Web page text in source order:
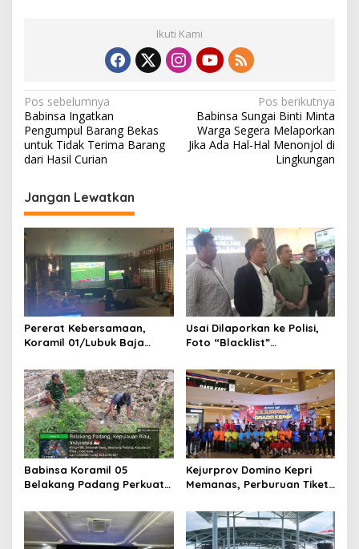
Ikuti Kami
N
a
v
g
a
s
i
p
o
s
Pos sebelumnya
Babinsa Ingatkan
Pengumpul Barang Bekas
untuk Tidak Terima Barang
dari Hasil Curian
Pos berikutnya
Babinsa Sungai Binti Minta
Warga Segera Melaporkan
Jika Ada Hal-Hal Menonjol di
Lingkungan
Jangan Lewatkan
Pererat Kebersamaan,
Koramil 01/Lubuk Baja
Nobar Piala Dunia 2026
Bersama Masyarakat
Usai Dilaporkan ke Polisi,
Foto “Blacklist”
Dicabut dari Sejumlah THM
di Batam
Babinsa Koramil 05
Belakang Padang Perkuat
Sekanak Raya, Tekankan
Keamanan dan Kepedulian
Lingkungan
Kejurprov Domino Kepri
Memanas, Perburuan Tiket